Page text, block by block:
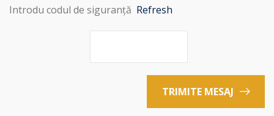
Introdu codul de siguranță Refresh
TRIMITE MESAJ